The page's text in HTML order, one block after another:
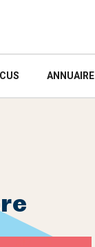
ANNUAIRE